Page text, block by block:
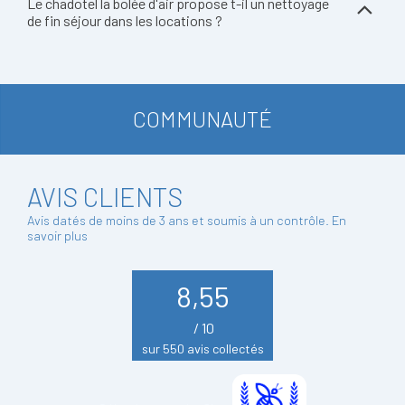
de fin séjour dans les locations ?
COMMUNAUTÉ
AVIS CLIENTS
Avis datés de moins de 3 ans et soumis à un contrôle. En
savoir plus
8,55
/ 10
sur 550 avis collectés